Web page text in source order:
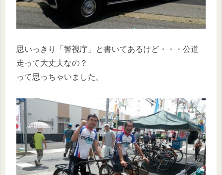
思いっきり「警視庁」と書いてあるけど・・・公道
走って大丈夫なの？
って思っちゃいました。